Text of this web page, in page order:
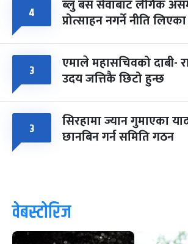
४ ब्लु बस सेवाबाट लैंगिक
प्रोत्साहन नगर्ने नीति लिएका
३ एमाले महासचिवको दाबी-
उदय जत्तिकै छिटो हुन्छ
३ सिरहामा ज्यान गुमाएका
छानबिन गर्न समिति गठन
वेबस्टोरिज